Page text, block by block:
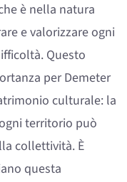
è nella natura
e valorizzare ogni
Questo
per Demeter
culturale: la
territorio può
collettività. È
questa